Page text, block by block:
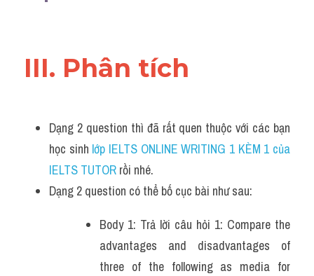
III. Phân tích
Dạng 2 question thì đã rất quen thuộc với các bạn
học sinh lớp IELTS ONLINE WRITING 1 KÈM 1 của
IELTS TUTOR rồi nhé.
Dạng 2 question có thể bố cục bài như sau:
Body 1: Trả lời câu hỏi 1: Compare the
advantages and disadvantages of
three of the following as media for